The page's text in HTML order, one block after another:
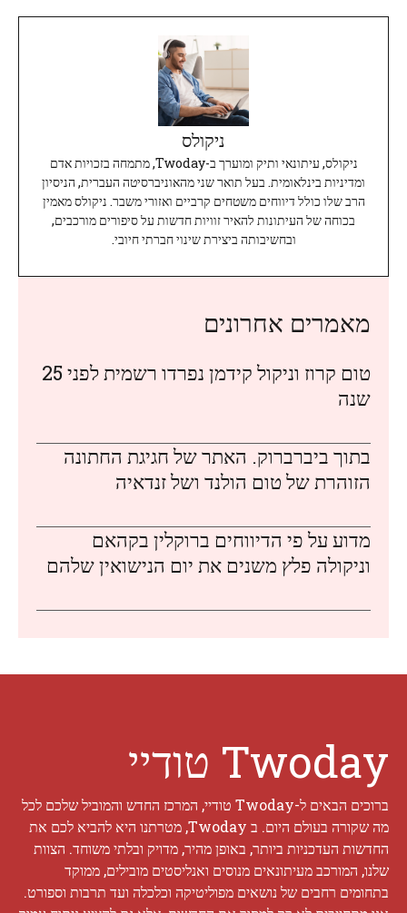
ניקולס
ניקולס, עיתונאי ותיק ומוערך ב-Twoday, מתמחה בזכויות אדם
ומדיניות בינלאומית. בעל תואר שני מהאוניברסיטה העברית, הניסיון
הרב שלו כולל דיווחים משטחים קרביים ואזורי משבר. ניקולס מאמין
בכוחה של העיתונות להאיר זוויות חדשות על סיפורים מורכבים,
ובחשיבותה ביצירת שינוי חברתי חיובי.
מאמרים אחרונים
טום קרוז וניקול קידמן נפרדו רשמית לפני 25
שנה
בתוך ביברברוק. האתר של חגיגת החתונה
הזוהרת של טום הולנד ושל זנדאיה
מדוע על פי הדיווחים ברוקלין בקהאם
וניקולה פלץ משנים את יום הנישואין שלהם
Twoday טודיי
ברוכים הבאים ל-Twoday טודיי, המרכז החדש והמוביל שלכם לכל
מה שקורה בעולם היום. ב Twoday, מטרתנו היא להביא לכם את
החדשות העדכניות ביותר, באופן מהיר, מדויק ובלתי משוחד. הצוות
שלנו, המורכב מעיתונאים מנוסים ואנליסטים מובילים, ממוקד
בתחומים רחבים של נושאים מפוליטיקה וכלכלה ועד תרבות וספורט.